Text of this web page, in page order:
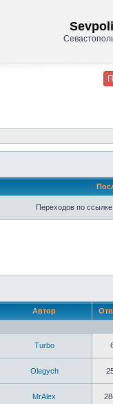
Переходов по
Автор
Turbo
Olegych
MrAlex